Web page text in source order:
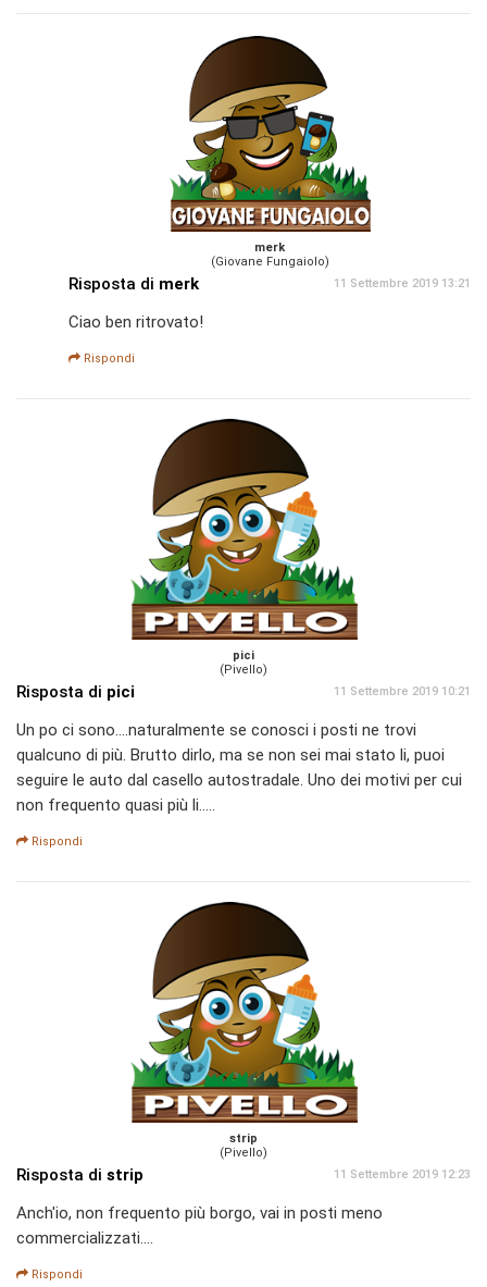
merk
(Giovane Fungaiolo)
Risposta di merk 11 Settembre 2019 13:21
Ciao ben ritrovato!
Rispondi
pici
(Pivello)
Risposta di pici 11 Settembre 2019 10:21
Un po ci sono....naturalmente se conosci i posti ne trovi
qualcuno di più. Brutto dirlo, ma se non sei mai stato li, puoi
seguire le auto dal casello autostradale. Uno dei motivi per cui
non frequento quasi più li.....
Rispondi
strip
(Pivello)
Risposta di strip 11 Settembre 2019 12:23
Anch'io, non frequento più borgo, vai in posti meno
commercializzati....
Rispondi